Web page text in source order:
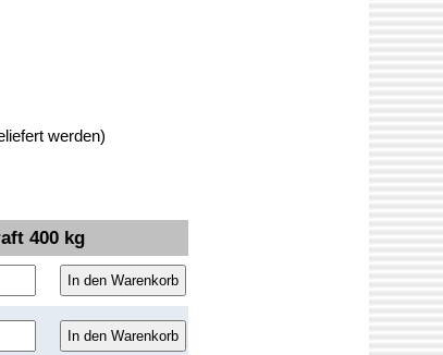
werden)
400 kg